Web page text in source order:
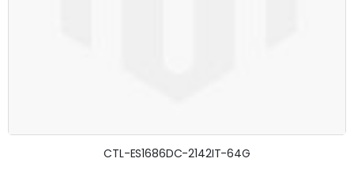
CTL-ES1686DC-2142IT-64G